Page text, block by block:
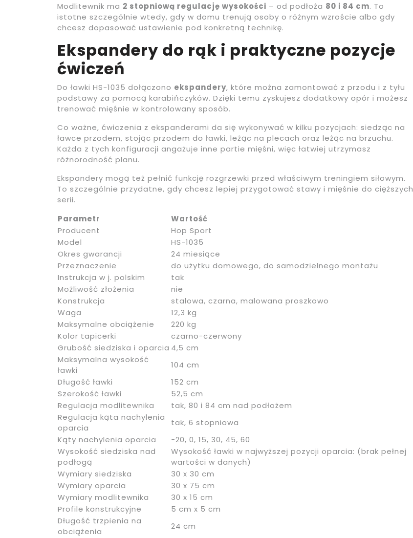
Modlitewnik ma 2 stopniową regulację wysokości – od podłoża 80 i 84 cm. To
istotne szczególnie wtedy, gdy w domu trenują osoby o różnym wzroście albo gdy
chcesz dopasować ustawienie pod konkretną technikę.
Ekspandery do rąk i praktyczne pozycje
ćwiczeń
Do ławki HS-1035 dołączono ekspandery, które można zamontować z przodu i z tyłu
podstawy za pomocą karabińczyków. Dzięki temu zyskujesz dodatkowy opór i możesz
trenować mięśnie w kontrolowany sposób.
Co ważne, ćwiczenia z ekspanderami da się wykonywać w kilku pozycjach: siedząc na
ławce przodem, stojąc przodem do ławki, leżąc na plecach oraz leżąc na brzuchu.
Każda z tych konfiguracji angażuje inne partie mięśni, więc łatwiej utrzymasz
różnorodność planu.
Ekspandery mogą też pełnić funkcję rozgrzewki przed właściwym treningiem siłowym.
To szczególnie przydatne, gdy chcesz lepiej przygotować stawy i mięśnie do cięższych
serii.
Parametr
Wartość
Producent
Hop Sport
Model
HS-1035
Okres gwarancji
24 miesiące
Przeznaczenie
do użytku domowego, do samodzielnego montażu
Instrukcja w j. polskim
tak
Możliwość złożenia
nie
Konstrukcja
stalowa, czarna, malowana proszkowo
Waga
12,3 kg
Maksymalne obciążenie
220 kg
Kolor tapicerki
czarno-czerwony
Grubość siedziska i oparcia 4,5 cm
Maksymalna wysokość
ławki
104 cm
Długość ławki
152 cm
Szerokość ławki
52,5 cm
Regulacja modlitewnika
tak, 80 i 84 cm nad podłożem
Regulacja kąta nachylenia
oparcia
tak, 6 stopniowa
Kąty nachylenia oparcia
-20, 0, 15, 30, 45, 60
Wysokość siedziska nad
podłogą
Wysokość ławki w najwyższej pozycji oparcia: (brak pełnej
wartości w danych)
Wymiary siedziska
30 x 30 cm
Wymiary oparcia
30 x 75 cm
Wymiary modlitewnika
30 x 15 cm
Profile konstrukcyjne
5 cm x 5 cm
Długość trzpienia na
obciążenia
24 cm